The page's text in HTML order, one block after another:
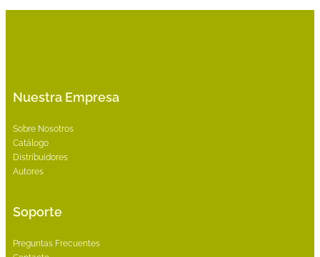
Nuestra Empresa
Sobre Nosotros
Catálogo
Distribuidores
Autores
Soporte
Preguntas Frecuentes